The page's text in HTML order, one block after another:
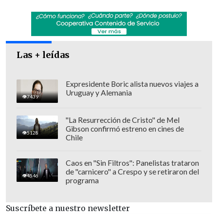
Las + leídas
7439
Expresidente Boric alista nuevos viajes a
Uruguay y Alemania
5128
"La Resurrección de Cristo" de Mel
Gibson confirmó estreno en cines de
Chile
4546
Caos en "Sin Filtros": Panelistas trataron
de "carnicero" a Crespo y se retiraron del
programa
Suscríbete a nuestro newsletter